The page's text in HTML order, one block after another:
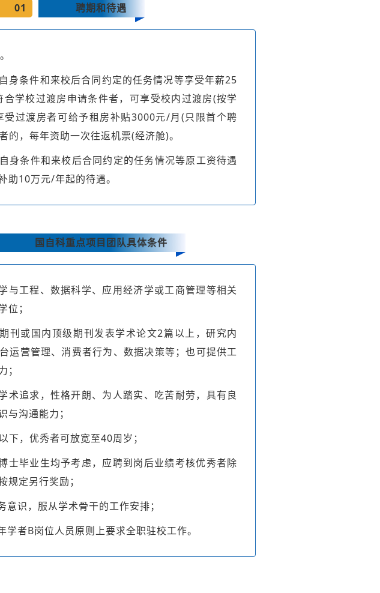
01 聘期和待遇
身条件和来校后合同约定的任务情况等享受年薪25
学校过渡房申请条件者，可享受校内过渡房(按学
受过渡房者可给予租房补贴3000元/月(只限首个聘
的，每年资助一次往返机票(经济舱)。
身条件和来校后合同约定的任务情况等原工资待遇
助10万元/年起的待遇。
国自科重点项目团队具体条件
与工程、数据科学、应用经济学或工商管理等相关
位；
刊或国内顶级期刊发表学术论文2篇以上，研究内
运营管理、消费者行为、数据决策等；也可提供工
；
术追求，性格开朗、为人踏实、吃苦耐劳，具有良
与沟通能力；
下，优秀者可放宽至40周岁；
士毕业生均予考虑，应聘到岗后业绩考核优秀者除
规定另行奖励；
意识，服从学术骨干的工作安排；
学者B岗位人员原则上要求全职驻校工作。